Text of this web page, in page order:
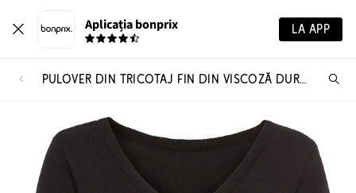
Aplicația bonprix LA APP
PULOVER DIN TRICOTAJ FIN DIN VISCOZĂ DURABILĂ